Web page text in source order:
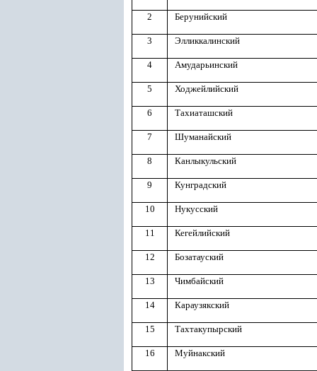
2 Берунийский
3 Элликкалинский
4 Амударьинский
5 Ходжейлийский
6 Тахиаташский
7 Шуманайский
8 Канлыкульский
9 Кунградский
10 Нукусский
11 Кегейлийский
12 Бозатауский
13 Чимбайский
14 Караузякский
15 Тахтакупырский
16 Муйнакский